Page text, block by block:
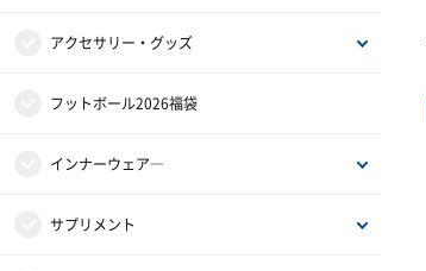
ジュニア小物
レフリーグッズ
サッカーボール5号球
フットサルボール
リフティング・マスコットボール
ボールバッグ・空気入れ
バックパック（リュック）
遠征バッグ
トート・ショルダー・ミニバッグ
アクセサリー・グッズ
タオル
キャップ
グローブ
フットボール2026福袋
インナーウェア―
インナーシャツ
サプリメント